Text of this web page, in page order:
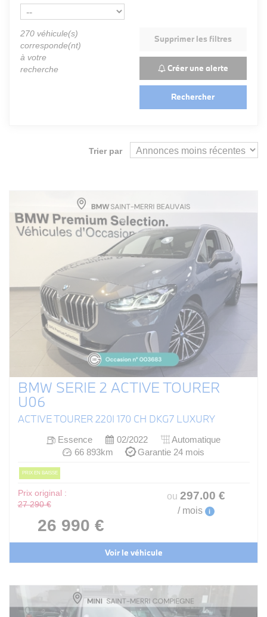
270 véhicule(s)
corresponde(nt)
à votre
recherche
Supprimer les filtres
Créer une alerte
Rechercher
Trier par
BMW SERIE 2 ACTIVE TOURER
U06
ACTIVE TOURER 220I 170 CH DKG7 LUXURY
Essence 02/2022
Automatique
66 893km
Garantie 24 mois
PRIX EN BAISSE
Prix original :
27 290 €
26 990 €
ou 297.00 €
/ mois i
Voir le véhicule